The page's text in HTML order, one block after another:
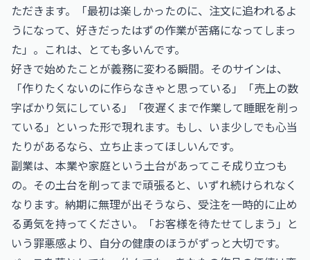
ただきます。「最初は楽しかったのに、注文に追われるよ
うになって、好きだったはずの作業が苦痛になってしまっ
た」。これは、とても多いんです。
好きで始めたことが義務に変わる瞬間。そのサインは、
「作りたくないのに作らなきゃと思っている」「売上の数
字ばかり気にしている」「夜遅くまで作業して睡眠を削っ
ている」といった形で現れます。もし、いま少しでも心当
たりがあるなら、立ち止まってほしいんです。
副業は、本業や家庭という土台があってこそ成り立つも
の。その土台を削ってまで頑張ると、いずれ続けられなく
なります。納期に無理が出そうなら、受注を一時的に止め
る勇気を持ってください。「お客様を待たせてしまう」と
いう罪悪感より、自分の健康のほうがずっと大切です。